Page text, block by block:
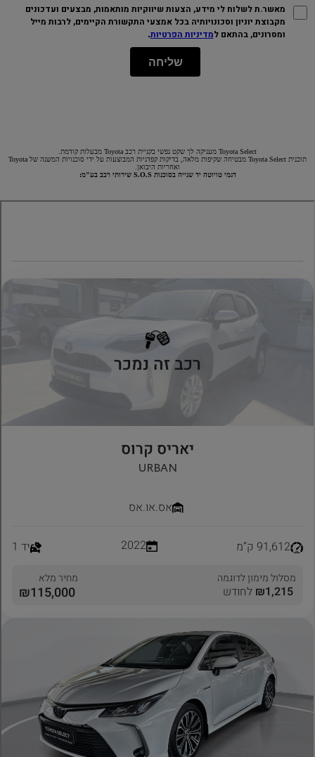
מאשר.ת לשלוח לי מידע, הצעות שיווקיות מותאמות, מבצעים ועדכונים
מקבוצת יוניון וסכונויותיה בכל אמצעי התקשורת הקיימים, לרבות מייל
ומסרונים, בהתאם למדיניות הפרטיות.
שליחה
Toyota Select מעניקה לך שקט נפשי בקניית רכב Toyota מבעלות קודמת.
תוכנית Toyota Select מבטיחה שקיפות מלאה, בדיקות קפדניות המבוצעות על ידי סוכנויות המשנה של Toyota
ואחריות היבואן.
דגמי טויוטה יד שנייה בסוכנות S.O.S שירותי רכב בע"מ: